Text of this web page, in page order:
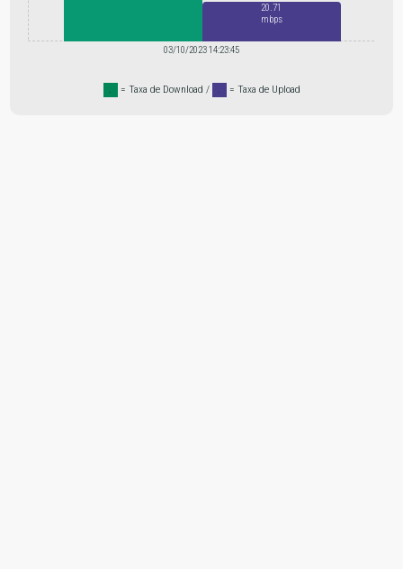
20.71
mbps
03/10/2023 14:23:45
. = Taxa de Download / . = Taxa de Upload